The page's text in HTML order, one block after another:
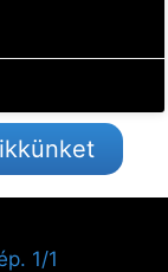
1/1